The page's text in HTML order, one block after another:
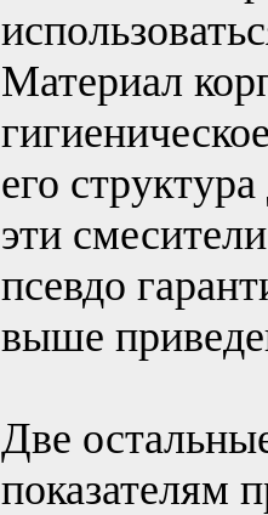
Материал
его
эти
псевдо
выше
Две
показателям